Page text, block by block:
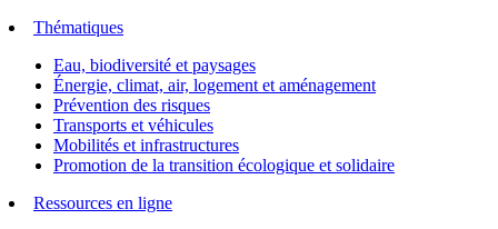
Thématiques
Eau, biodiversité et paysages
Énergie, climat, air, logement et aménagement
Prévention des risques
Transports et véhicules
Mobilités et infrastructures
Promotion de la transition écologique et solidaire
Ressources en ligne